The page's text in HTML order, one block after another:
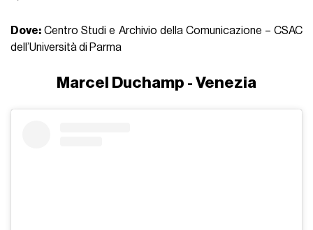
Dove: Centro Studi e Archivio della Comunicazione – CSAC
dell’Università di Parma
Marcel Duchamp - Venezia